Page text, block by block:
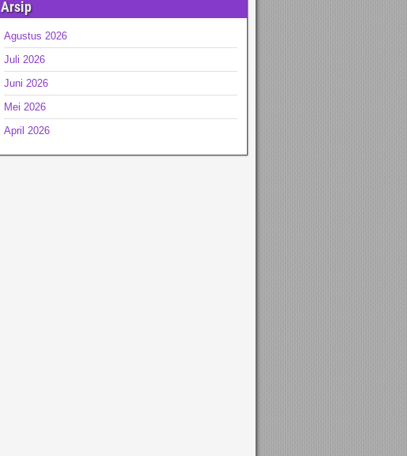
Arsip
Agustus 2026
Juli 2026
Juni 2026
Mei 2026
April 2026